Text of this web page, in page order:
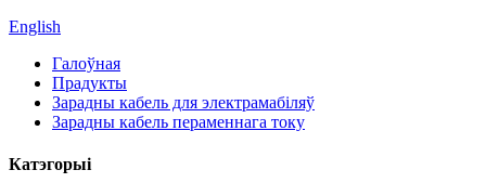
English
Галоўная
Прадукты
Зарадны кабель для электрамабіляў
Зарадны кабель пераменнага току
Катэгорыі